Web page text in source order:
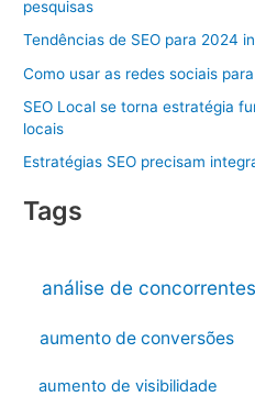
pesquisas
Tendências de SEO para 2024
Como usar as redes sociais
SEO Local se torna estratégia
locais
Estratégias SEO precisam
Tags
análise de concorrentes
aumento de conversões
aumento de visibilidade